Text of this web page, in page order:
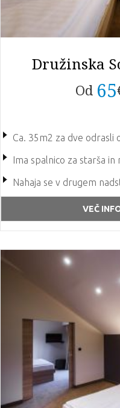
Družinska
Od 65
Ca. 35m2 za dve odrasli
Ima spalnico za starša
Nahaja se v drugem
Soba ima 2 x TV, sef,
VEČ